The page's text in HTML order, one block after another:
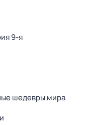
9-я
шедевры мира